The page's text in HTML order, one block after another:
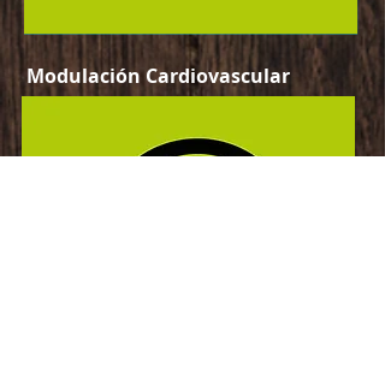
Modulación Cardiovascular